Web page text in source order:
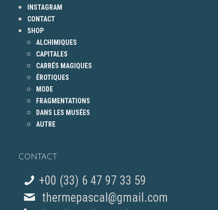
INSTAGRAM
CONTACT
SHOP
ALCHIMIQUES
CAPITALES
CARRÉS MAGIQUES
ÉROTIQUES
MODE
FRAGMENTATIONS
DANS LES MUSÉES
AUTRE
CONTACT
+00 (33) 6 47 97 33 59
thermepascal@gmail.com